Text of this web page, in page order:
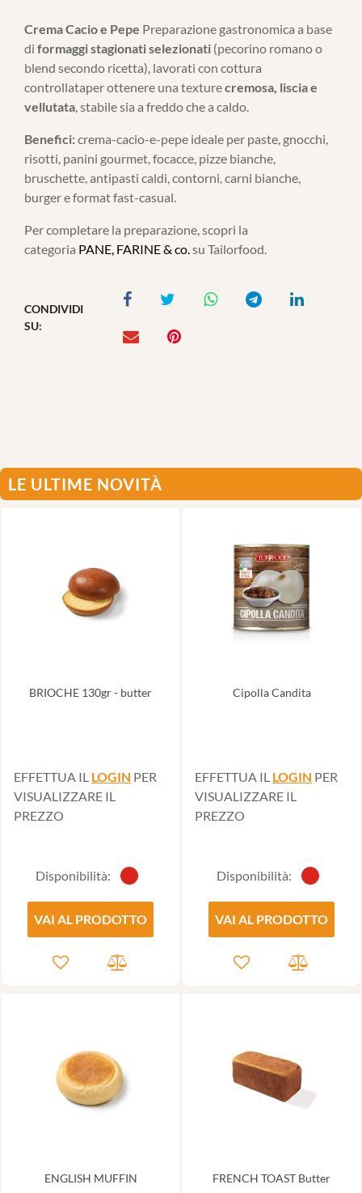
Crema Cacio e Pepe Preparazione gastronomica a base
di formaggi stagionati selezionati (pecorino romano o
blend secondo ricetta), lavorati con cottura
controllataper ottenere una texturecremosa, liscia e
vellutata, stabile sia a freddo che a caldo.
Benefici:crema-cacio-e-pepe ideale per paste, gnocchi,
risotti, panini gourmet, focacce, pizze bianche,
bruschette, antipasti caldi, contorni, carni bianche,
burger e format fast-casual.
Per completare la preparazione, scopri la
categoria PANE, FARINE & co.su Tailorfood.
CONDIVIDI
SU:
LE ULTIME NOVITÀ
BRIOCHE 130gr - butter
EFFETTUA IL LOGIN PER
VISUALIZZARE IL
PREZZO
Disponibilità:
VAI AL PRODOTTO
Cipolla Candita
EFFETTUA IL LOGIN PER
VISUALIZZARE IL
PREZZO
Disponibilità:
VAI AL PRODOTTO
ENGLISH MUFFIN FRENCH TOAST Butter